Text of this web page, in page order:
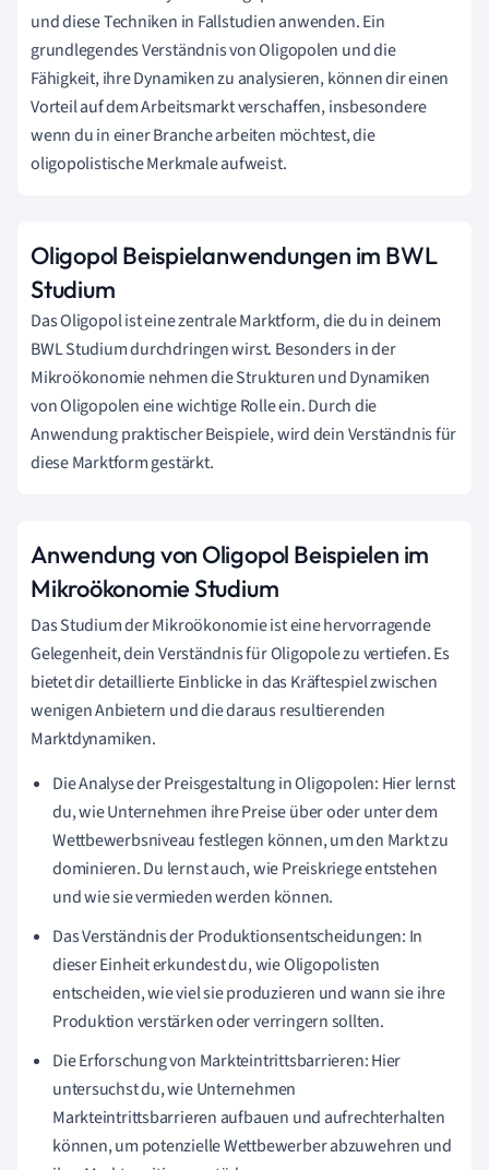
und diese Techniken in Fallstudien anwenden. Ein
grundlegendes Verständnis von Oligopolen und die
Fähigkeit, ihre Dynamiken zu analysieren, können dir einen
Vorteil auf dem Arbeitsmarkt verschaffen, insbesondere
wenn du in einer Branche arbeiten möchtest, die
oligopolistische Merkmale aufweist.
Oligopol Beispielanwendungen im BWL
Studium
Das Oligopol ist eine zentrale Marktform, die du in deinem
BWL Studium durchdringen wirst. Besonders in der
Mikroökonomie nehmen die Strukturen und Dynamiken
von Oligopolen eine wichtige Rolle ein. Durch die
Anwendung praktischer Beispiele, wird dein Verständnis für
diese Marktform gestärkt.
Anwendung von Oligopol Beispielen im
Mikroökonomie Studium
Das Studium der Mikroökonomie ist eine hervorragende
Gelegenheit, dein Verständnis für Oligopole zu vertiefen. Es
bietet dir detaillierte Einblicke in das Kräftespiel zwischen
wenigen Anbietern und die daraus resultierenden
Marktdynamiken.
Die Analyse der Preisgestaltung in Oligopolen: Hier lernst
du, wie Unternehmen ihre Preise über oder unter dem
Wettbewerbsniveau festlegen können, um den Markt zu
dominieren. Du lernst auch, wie Preiskriege entstehen
und wie sie vermieden werden können.
Das Verständnis der Produktionsentscheidungen: In
dieser Einheit erkundest du, wie Oligopolisten
entscheiden, wie viel sie produzieren und wann sie ihre
Produktion verstärken oder verringern sollten.
Die Erforschung von Markteintrittsbarrieren: Hier
untersuchst du, wie Unternehmen
Markteintrittsbarrieren aufbauen und aufrechterhalten
können, um potenzielle Wettbewerber abzuwehren und